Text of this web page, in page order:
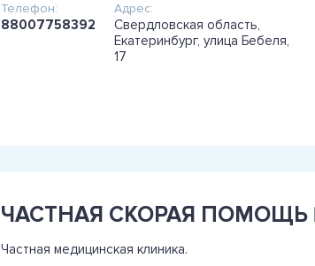
Телефон:
88007758392
Адрес:
Свердловская область,
Екатеринбург, улица Бебеля,
17
ЧАСТНАЯ СКОРАЯ ПОМОЩЬ
Частная медицинская клиника.